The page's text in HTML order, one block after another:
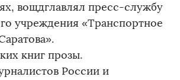
вощдглавлял пресс-службу
учреждения «Транспортное
книг прозы.
России и